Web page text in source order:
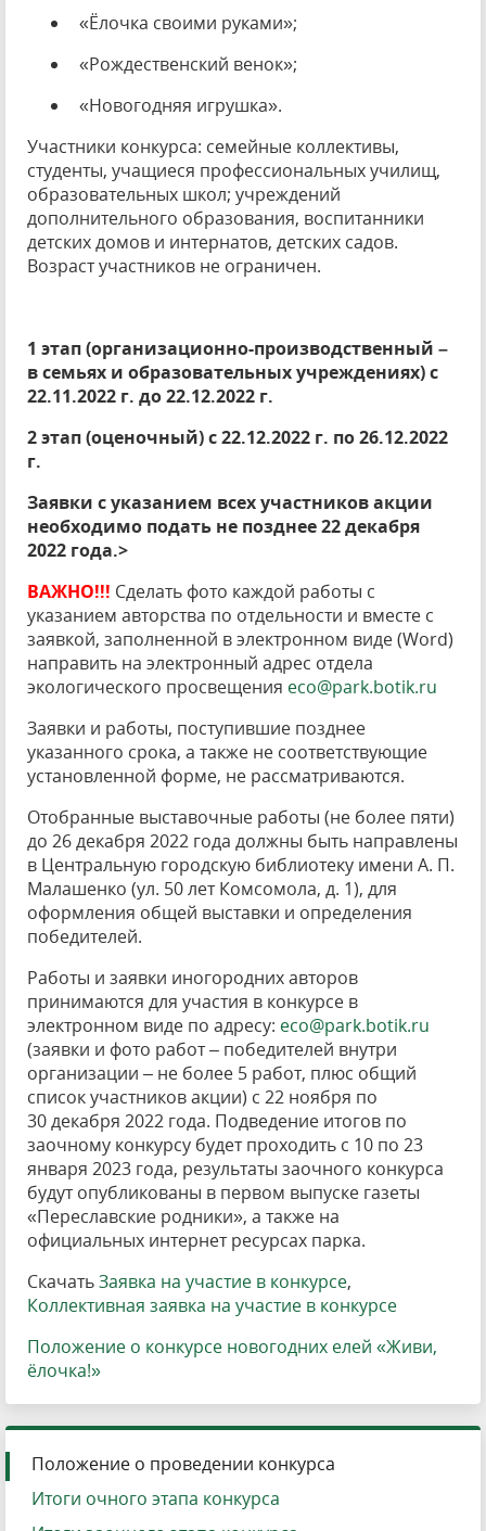
«Ёлочка своими руками»;
«Рождественский венок»;
«Новогодняя игрушка».
Участники конкурса: семейные коллективы,
студенты, учащиеся профессиональных училищ,
образовательных школ; учреждений
дополнительного образования, воспитанники
детских домов и интернатов, детских садов.
Возраст участников не ограничен.
1 этап (организационно-производственный –
в семьях и образовательных учреждениях) с
22.11.2022 г. до 22.12.2022 г.
2 этап (оценочный) с 22.12.2022 г. по 26.12.2022
г.
Заявки с указанием всех участников акции
необходимо подать не позднее 22 декабря
2022 года.>
ВАЖНО!!! Сделать фото каждой работы с
указанием авторства по отдельности и вместе с
заявкой, заполненной в электронном виде (Word)
направить на электронный адрес отдела
экологического просвещения eco@park.botik.ru
Заявки и работы, поступившие позднее
указанного срока, а также не соответствующие
установленной форме, не рассматриваются.
Отобранные выставочные работы (не более пяти)
до 26 декабря 2022 года должны быть направлены
в Центральную городскую библиотеку имени А. П.
Малашенко (ул. 50 лет Комсомола, д. 1), для
оформления общей выставки и определения
победителей.
Работы и заявки иногородних авторов
принимаются для участия в конкурсе в
электронном виде по адресу: eco@park.botik.ru
(заявки и фото работ – победителей внутри
организации – не более 5 работ, плюс общий
список участников акции) с 22 ноября по
30 декабря 2022 года. Подведение итогов по
заочному конкурсу будет проходить с 10 по 23
января 2023 года, результаты заочного конкурса
будут опубликованы в первом выпуске газеты
«Переславские родники», а также на
официальных интернет ресурсах парка.
СкачатьЗаявка на участие в конкурсе,
Коллективная заявка на участие в конкурсе
Положение о конкурсе новогодних елей «Живи,
ёлочка!»
Положение о проведении конкурса
Итоги очного этапа конкурса